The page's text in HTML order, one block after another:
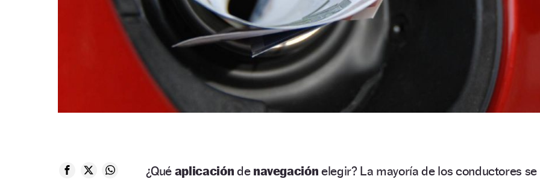
¿Qué aplicación de navegaciónelegir? La mayoría de los conductores se